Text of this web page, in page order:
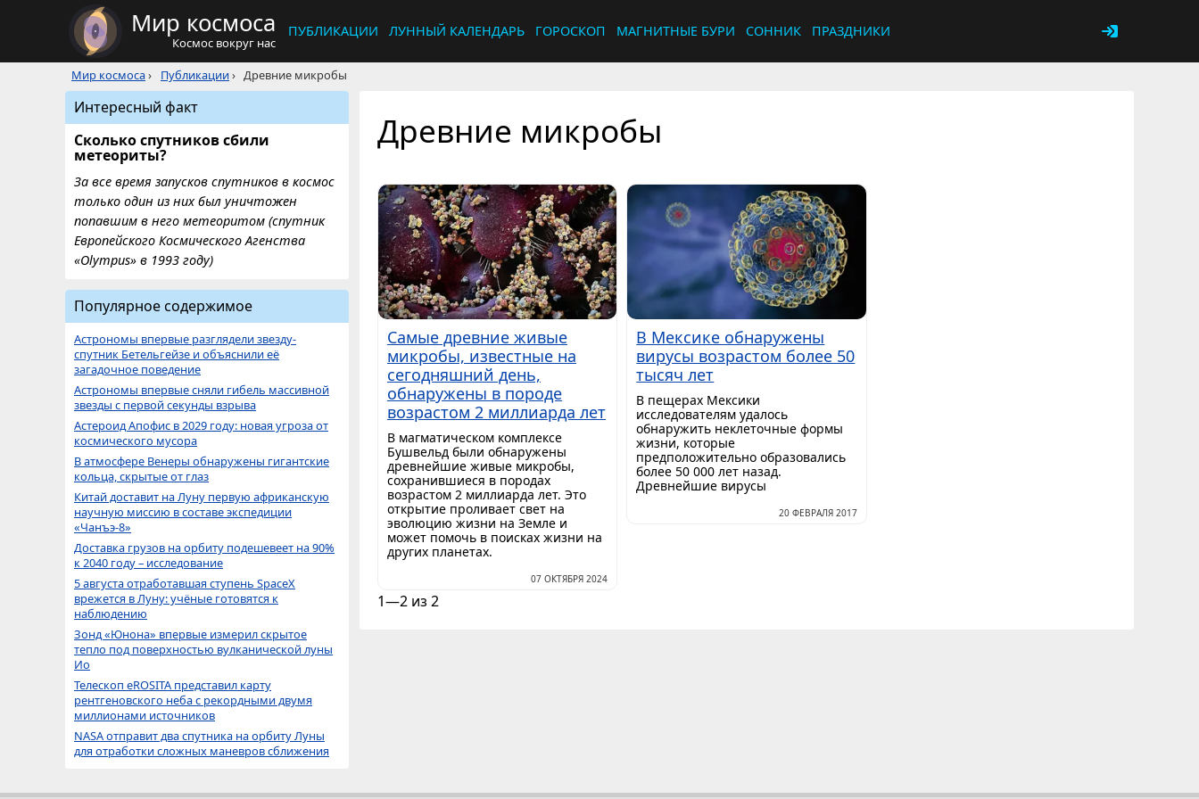
Мир космоса
Космос вокруг нас
ПУБЛИКАЦИИ ЛУННЫЙ КАЛЕНДАРЬ ГОРОСКОП МАГНИТНЫЕ БУРИ СОННИК ПРАЗДНИКИ
Мир космоса› Публикации› Древние микробы
Древние микробы
Самые древние живые
микробы, известные на
сегодняшний день,
обнаружены в породе
возрастом 2 миллиарда лет
В магматическом комплексе
Бушвельд были обнаружены
древнейшие живые микробы,
сохранившиеся в породах
возрастом 2 миллиарда лет. Это
открытие проливает свет на
эволюцию жизни на Земле и
может помочь в поисках жизни на
других планетах.
07 ОКТЯБРЯ 2024
В Мексике обнаружены
вирусы возрастом более 50
тысяч лет
В пещерах Мексики
исследователям удалось
обнаружить неклеточные формы
жизни, которые
предположительно образовались
более 50 000 лет назад.
Древнейшие вирусы
20 ФЕВРАЛЯ 2017
1—2 из 2
Интересный факт
Сколько спутников сбили
метеориты?
За все время запусков спутников в космос
только один из них был уничтожен
попавшим в него метеоритом (спутник
Европейского Космического Агенства
«Olympus» в 1993 году)
Популярное содержимое
Астрономы впервые разглядели звезду-
спутник Бетельгейзе и объяснили её
загадочное поведение
Астрономы впервые сняли гибель массивной
звезды с первой секунды взрыва
Астероид Апофис в 2029 году: новая угроза от
космического мусора
В атмосфере Венеры обнаружены гигантские
кольца, скрытые от глаз
Китай доставит на Луну первую африканскую
научную миссию в составе экспедиции
«Чанъэ-8»
Доставка грузов на орбиту подешевеет на 90%
к 2040 году – исследование
5 августа отработавшая ступень SpaceX
врежется в Луну: учёные готовятся к
наблюдению
Зонд «Юнона» впервые измерил скрытое
тепло под поверхностью вулканической луны
Ио
Телескоп eROSITA представил карту
рентгеновского неба с рекордными двумя
миллионами источников
NASA отправит два спутника на орбиту Луны
для отработки сложных маневров сближения